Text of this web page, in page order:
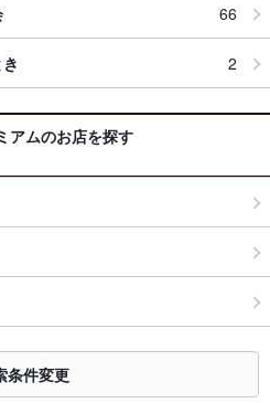
66
2
アムのお店を探す
条件変更